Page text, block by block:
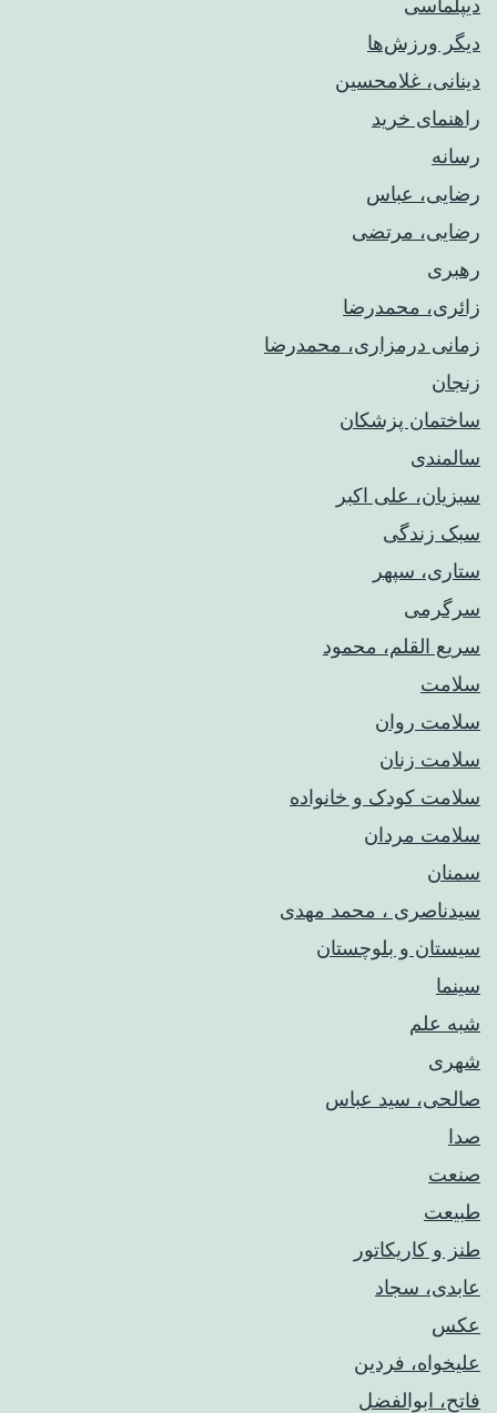
دیپلماسی
دیگر ورزش‌ها
دینانی، غلامحسین
راهنمای خريد
رسانه
رضایی، عباس
رضایی، مرتضی
رهبری
زائری، محمدرضا
زمانی درمزاری، محمدرضا
زنجان
ساختمان پزشکان
سالمندی
سبزیان، علی اکبر
سبک زندگی
ستاری، سپهر
سرگرمی
سریع القلم، محمود
سلامت
سلامت روان
سلامت زنان
سلامت کودک‌ و خانواده
سلامت مردان
سمنان
سیدناصری ، محمد مهدی
سیستان و بلوچستان
سینما
شبه علم
شهری
صالحی، سید عباس
صدا
صنعت
طبیعت
طنز و کاریکاتور
عابدی، سجاد
عکس
علیخواه، فردین
فاتح، ابوالفضل